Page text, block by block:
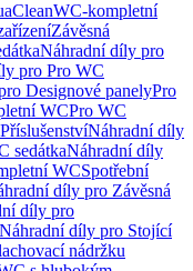
WC-kompletní
Závěsná
Náhradní díly pro
pro Pro WC
Designové panelyPro
WCPro WC
PříslušenstvíNáhradní díly
sedátkaNáhradní díly
WCSpotřební
díly pro Závěsná
díly pro
Náhradní díly pro Stojící
nádržku